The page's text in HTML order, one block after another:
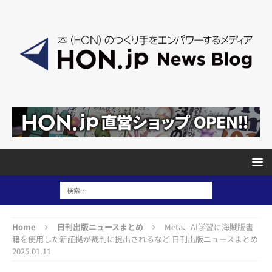
Home 日刊出版ニュースまとめ
Meta、AI学習に海賊版書
籍を使用した新証拠が裁判に提出されるなど 日刊出版ニュースまとめ
2025.01.11